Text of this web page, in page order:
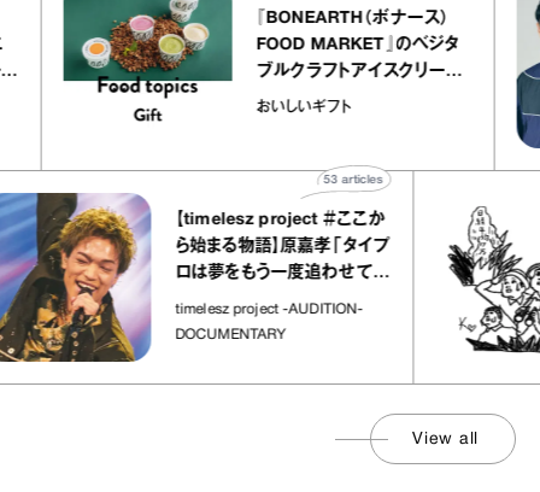
エ
キャ
『BONEARTH（ボナース）
FOOD MARKET』のベジタ
ブルクラフトアイスクリーム
｜真野知子の「おいしいギフ
おいしいギフト
【timelesz project ＃ここか
ら始まる物語】原嘉孝「タイプ
ロは夢をもう一度追わせてく
れた場所」
timelesz project -AUDITION-
DOCUMENTARY
articles
View all